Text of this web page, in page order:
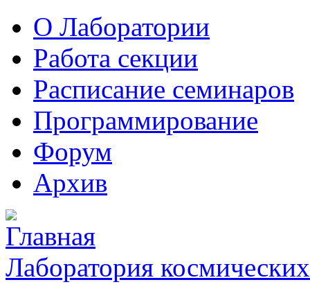
О Лаборатории
Работа секции
Расписание семинаров
Программирование
Форум
Архив
Лаборатория